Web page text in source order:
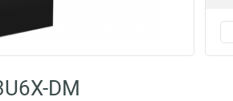
DM